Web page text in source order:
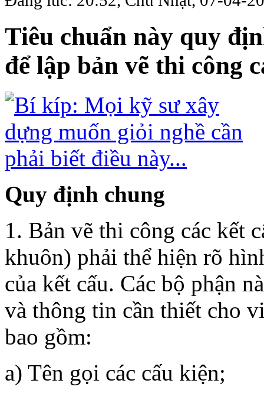
Tiêu chuẩn này quy
để lập bản vẽ thi công
Quy định chung
1. Bản vẽ thi công các kết
khuôn) phải thể hiện rõ
của kết cấu. Các bộ phận
và thông tin cần thiết cho
bao gồm:
a) Tên gọi các cấu kiện;